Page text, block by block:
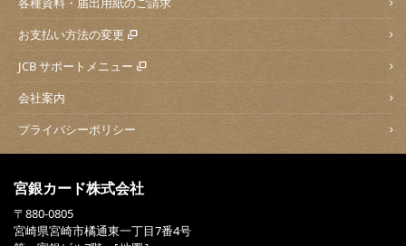
お支払い方法の変更
JCB サポートメニュー
会社案内
プライバシーポリシー
宮銀カード株式会社
〒880-0805
宮崎県宮崎市橘通東一丁目7番4号